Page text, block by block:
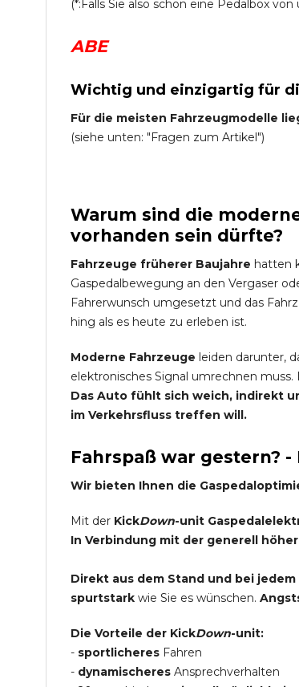
(*:Falls Sie also schon eine Pedalbox
ABE
Wichtig und einzigartig für
Für die meisten Fahrzeugmodelle
(siehe unten: "Fragen zum Artikel")
Warum sind die
vorhanden sein dürfte?
Fahrzeuge früherer Baujahre hatten
Gaspedalbewegung an den Vergaser
Fahrerwunsch umgesetzt und das
hing als es heute zu erleben ist.
Moderne Fahrzeuge leiden darunter,
elektronisches Signal umrechnen
Das Auto fühlt sich weich, indirekt
im Verkehrsfluss treffen will.
Fahrspaß war gestern?
Wir bieten Ihnen die
Mit der KickDown-unit
In Verbindung mit der generell
Direkt aus dem Stand und bei
spurtstark wie Sie es wünschen.
Die Vorteile der KickDown-unit:
- sportlicheres Fahren
- dynamischeres Ansprechverhalten